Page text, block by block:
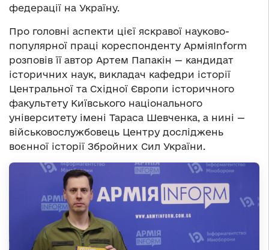
федерації на Україну.
Про головні аспекти цієї яскравої науково-
популярної праці кореспонденту АрміяInform
розповів її автор Артем Папакін — кандидат
історичних наук, викладач кафедри історії
Центральної та Східної Європи історичного
факультету Київського національного
університету імені Тараса Шевченка, а нині —
військовослужбовець Центру досліджень
воєнної історії Збройних Сил України.